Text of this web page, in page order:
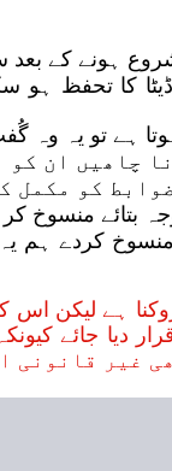
کا تحفظ
ہے تو یہ وہ
چاھیں ان
کو
بتائے منسوخ
ہے 500 ڈالرز کا
ہے لیکن اس
جائے